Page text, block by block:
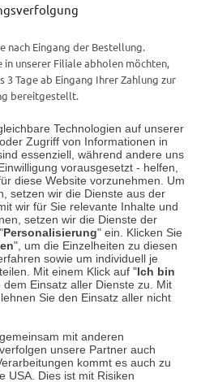
Technologien auf unserer
Zugriff von Informationen in
essenziell, während andere uns
vorausgesetzt - helfen,
diese Website vorzunehmen. Um
setzen wir die Dienste aus der
wir für Sie relevante Inhalte und
setzen wir die Dienste der
Personalisierung" ein. Klicken Sie
", um die Einzelheiten zu diesen
sowie um individuell je
Mit einem Klick auf "Ich bin
dem Einsatz aller Dienste zu. Mit
Sie den Einsatz aller nicht
mit anderen
unsere Partner auch
kommt es auch zu
USA. Dies ist mit Risiken
nach Eingang der Bestellung.
in unserer Filiale abholen möchten,
Tage ab Eingang Ihrer Zahlung zur
bereitgestellt.
in Meckenheim
Steinbüchel 6
Meckenheim
9:00 Uhr bis 18:00 Uhr
Information
uns im Netz